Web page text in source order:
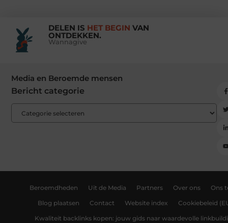
DELEN IS HET BEGIN VAN
ONTDEKKEN.
Wannagive
Media en Beroemde mensen
Bericht categorie
Beroemdheden Uit de Media Partners Over ons Ons
Blog plaatsen Contact Website index Cookiebeleid
Kwaliteit backlinks kopen: jouw gids naar waardevolle